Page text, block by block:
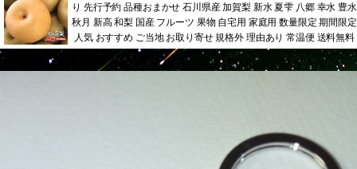
り 先行予約 品種おまかせ 石川県産 加賀梨 新水 夏雫 八郷 幸水 豊水
秋月 新高 和梨 国産 フルーツ 果物 自宅用 家庭用 数量限定 期間限定
人気 おすすめ ご当地 お取り寄せ 規格外 理由あり 常温便 送料無料